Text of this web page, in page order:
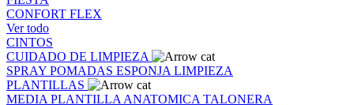
CONFORT FLEX
Ver todo
CINTOS
CUIDADO DE LIMPIEZA
SPRAY POMADAS ESPONJA LIMPIEZA
PLANTILLAS
MEDIA PLANTILLA ANATOMICA TALONERA